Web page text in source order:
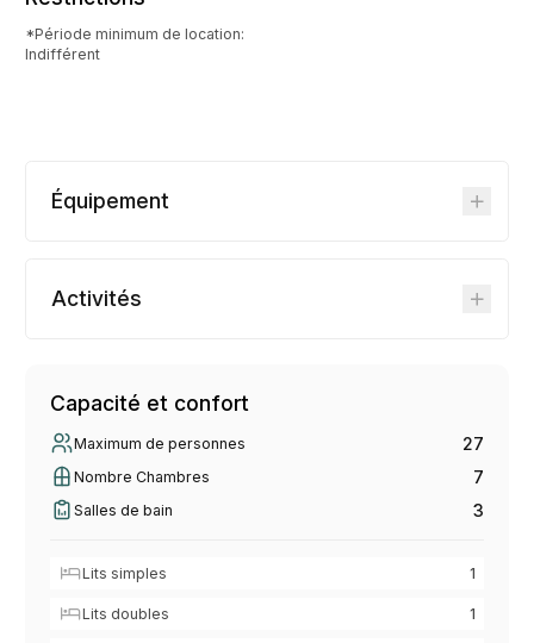
*Période minimum de location:
Indifférent
Équipement
Activités
Capacité et confort
Maximum de personnes 27
Nombre Chambres 7
Salles de bain 3
Lits simples 1
Lits doubles 1